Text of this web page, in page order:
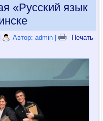
«Русский язык
| Автор: admin |
Печать